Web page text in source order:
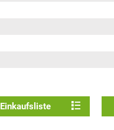
Einkaufsliste